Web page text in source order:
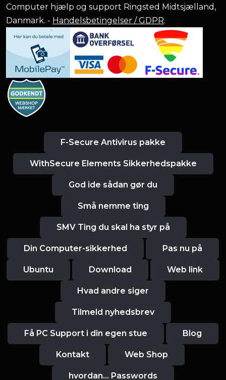
Computer hjælp og support Ringsted Midtsjælland,
Danmark. - Handelsbetingelser / GDPR.
F-Secure Antivirus pakke
WithSecure Elements Sikkerhedspakke
God ide sådan gør du
Små nemme ting
SMV Ting du skal ha styr på
Din Computer-sikkerhed Pas nu på
Ubuntu Download Web link
Hvad andre siger
Tilmeld nyhedsbrev
Få PC Support i din egen stue Blog
Kontakt Web Shop
hvordan... Passwords